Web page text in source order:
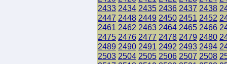
2433 2434 2435 2436 2437 2438
2447 2448 2449 2450 2451 2452
2461 2462 2463 2464 2465 2466
2475 2476 2477 2478 2479 2480
2489 2490 2491 2492 2493 2494
2503 2504 2505 2506 2507 2508